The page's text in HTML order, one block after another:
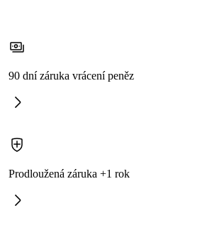
90 dní záruka vrácení peněz
Prodloužená záruka +1 rok